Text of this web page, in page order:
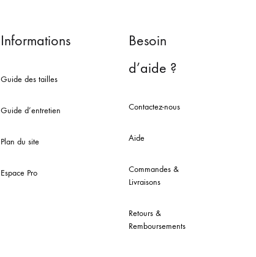
Informations
Guide des tailles
Guide d’entretien
Plan du site
Espace Pro
Besoin
d’aide ?
Contactez-nous
Aide
Commandes &
Livraisons
Retours &
Remboursements